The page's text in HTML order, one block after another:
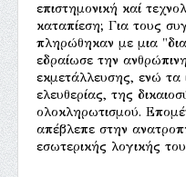
επιστημονική καί
καταπίεση; Για τους
πληρώθηκαν με μια
εδραίωσε την
εκμετάλλευσης, ενώ τα
ελευθερίας, της
ολοκληρωτισμού.
απέβλεπε στην
εσωτερικής λογικής